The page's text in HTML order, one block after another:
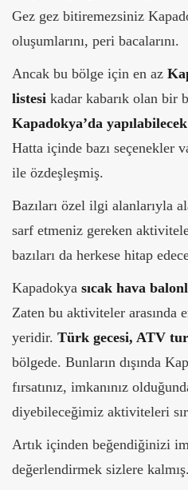
Gez gez bitiremezsiniz
oluşumlarını, peri bacalarını.
Ancak bu bölge için en az
listesi kadar kabarık olan bir
Kapadokya’da
Hatta içinde bazı seçenekler
ile özdeşleşmiş.
Bazıları özel ilgi alanlarıyla
sarf etmeniz gereken
bazıları da herkese hitap
Kapadokya sıcak hava
Zaten bu aktiviteler arasında
yeridir. Türk gecesi, ATV
bölgede. Bunların dışında
fırsatınız, imkanınız
diyebileceğimiz aktiviteleri
Artık içinden beğendiğinizi
değerlendirmek sizlere kalmış.